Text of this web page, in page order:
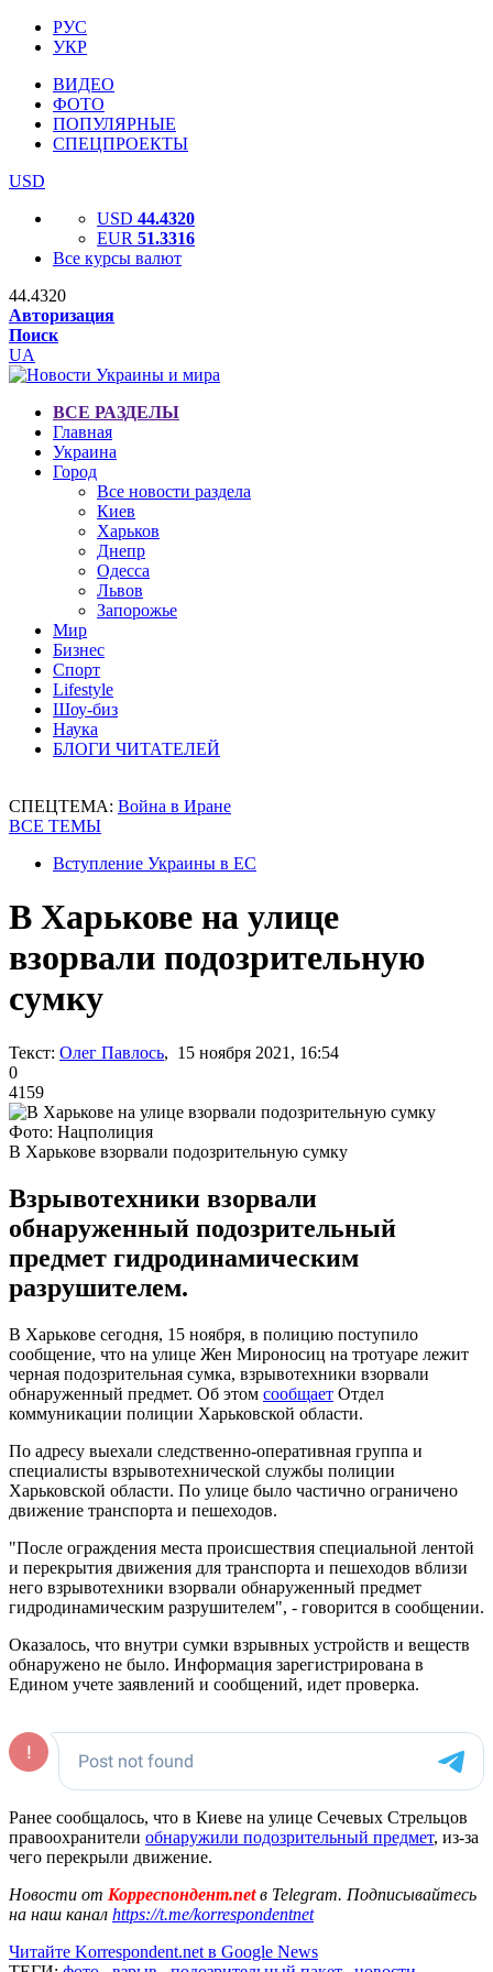
РУС
УКР
ВИДЕО
ФОТО
ПОПУЛЯРНЫЕ
СПЕЦПРОЕКТЫ
USD
USD 44.4320
EUR 51.3316
Все курсы валют
44.4320
Авторизация
Поиск
UA
ВСЕ РАЗДЕЛЫ
Главная
Украина
Город
Все новости раздела
Киев
Харьков
Днепр
Одесса
Львов
Запорожье
Мир
Бизнес
Спорт
Lifestyle
Шоу-биз
Наука
БЛОГИ ЧИТАТЕЛЕЙ
СПЕЦТЕМА: Война в Иране
ВСЕ ТЕМЫ
Вступление Украины в ЕС
В Харькове на улице
взорвали подозрительную
сумку
Текст: Олег Павлось, 15 ноября 2021, 16:54
0
4159
Фото: Нацполиция
В Харькове взорвали подозрительную сумку
Взрывотехники взорвали
обнаруженный подозрительный
предмет гидродинамическим
разрушителем.
В Харькове сегодня, 15 ноября, в полицию поступило
сообщение, что на улице Жен Мироносиц на тротуаре лежит
черная подозрительная сумка, взрывотехники взорвали
обнаруженный предмет. Об этом сообщает Отдел
коммуникации полиции Харьковской области.
По адресу выехали следственно-оперативная группа и
специалисты взрывотехнической службы полиции
Харьковской области. По улице было частично ограничено
движение транспорта и пешеходов.
"После ограждения места происшествия специальной лентой
и перекрытия движения для транспорта и пешеходов вблизи
него взрывотехники взорвали обнаруженный предмет
гидродинамическим разрушителем", - говорится в сообщении.
Оказалось, что внутри сумки взрывных устройств и веществ
обнаружено не было. Информация зарегистрирована в
Едином учете заявлений и сообщений, идет проверка.
Ранее сообщалось, что в Киеве на улице Сечевых Стрельцов
правоохранители обнаружили подозрительный предмет, из-за
чего перекрыли движение.
Новости от Корреспондент.netв Telegram. Подписывайтесь
на наш канал https://t.me/korrespondentnet
Читайте Korrespondent.net в Google News